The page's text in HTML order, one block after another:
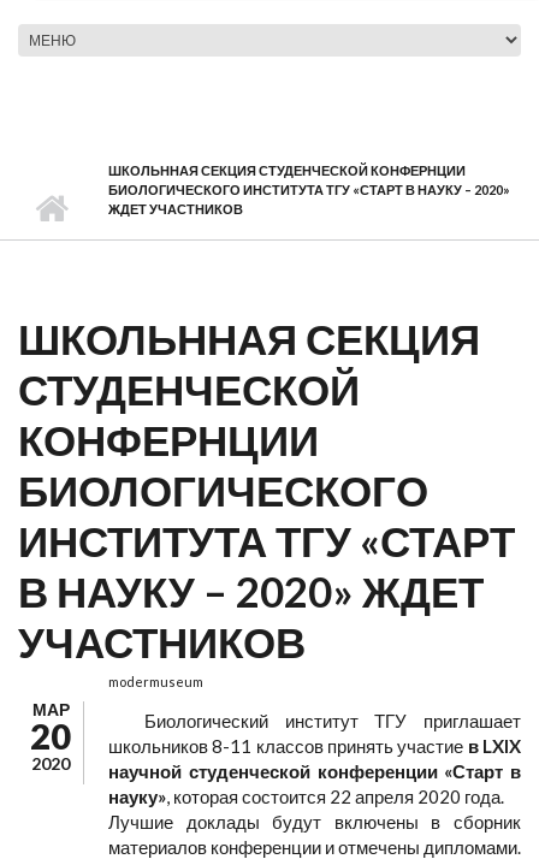
ПОИСКА
ШКОЛЬННАЯ СЕКЦИЯ СТУДЕНЧЕСКОЙ КОНФЕРНЦИИ
БИОЛОГИЧЕСКОГО ИНСТИТУТА ТГУ «СТАРТ В НАУКУ – 2020»
ЖДЕТ УЧАСТНИКОВ
ШКОЛЬННАЯ СЕКЦИЯ
СТУДЕНЧЕСКОЙ
КОНФЕРНЦИИ
БИОЛОГИЧЕСКОГО
ИНСТИТУТА ТГУ «СТАРТ
В НАУКУ – 2020» ЖДЕТ
УЧАСТНИКОВ
МАР
20
2020
modermuseum
Биологический институт ТГУ приглашает
школьников 8-11 классов принять участие в LXIX
научной студенческой конференции «Старт в
науку», которая состоится 22 апреля 2020 года.
Лучшие доклады будут включены в сборник
материалов конференции и отмечены дипломами.